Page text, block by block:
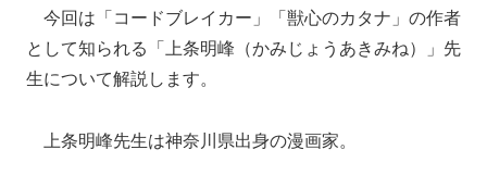
今回は「コードブレイカー」「獣心のカタナ」の作者
として知られる「上条明峰（かみじょうあきみね）」先
生について解説します。
上条明峰先生は神奈川県出身の漫画家。